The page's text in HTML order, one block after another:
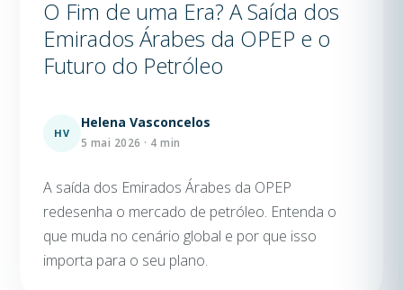
O Fim de uma Era? A Saída dos
Emirados Árabes da OPEP e o
Futuro do Petróleo
HV
Helena Vasconcelos
5 mai 2026 · 4 min
A saída dos Emirados Árabes da OPEP
redesenha o mercado de petróleo. Entenda o
que muda no cenário global e por que isso
importa para o seu plano.